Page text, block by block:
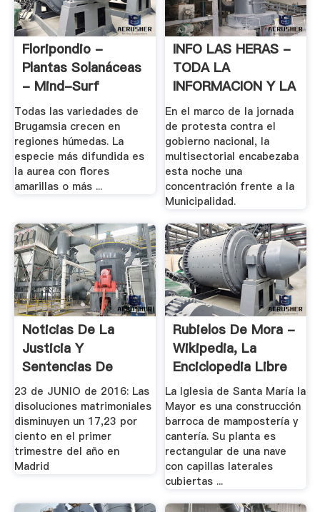
Floripondio -
Plantas Solanáceas
- Mind-Surf
Todas las variedades de
Brugamsia crecen en
regiones húmedas. La
especie más difundida es
la aurea con flores
amarillas o más ...
INFO LAS HERAS -
TODA LA
INFORMACION Y LA
.
En el marco de la jornada
de protesta contra el
gobierno nacional, la
multisectorial encabezaba
esta noche una
concentración frente a la
Municipalidad.
Noticias De La
Justicia Y
Sentencias De
Lawyerpress
23 de JUNIO de 2016: Las
disoluciones matrimoniales
disminuyen un 17,23 por
ciento en el primer
trimestre del año en
Madrid
Rubielos De Mora -
Wikipedia, La
Enciclopedia Libre
La Iglesia de Santa María la
Mayor es una construcción
barroca de mampostería y
cantería. Su planta es
rectangular de una nave
con capillas laterales
cubiertas ...